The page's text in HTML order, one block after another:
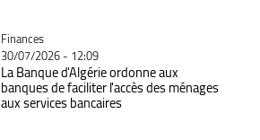
Catégorie
Finances
30/07/2026 - 12:09
La Banque d'Algérie ordonne aux
banques de faciliter l'accès des ménages
aux services bancaires